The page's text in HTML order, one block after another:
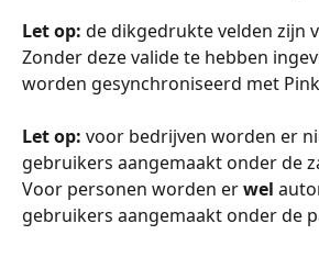
Let op: de dikgedrukte velden zijn
Zonder deze valide te hebben
worden gesynchroniseerd met
Let op: voor bedrijven worden er
gebruikers aangemaakt onder de
Voor personen worden er wel
gebruikers aangemaakt onder de